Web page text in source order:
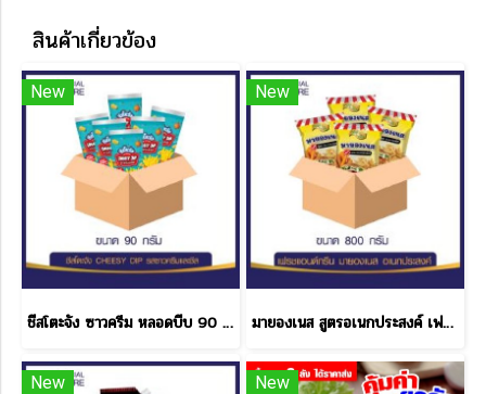
สินค้าเกี่ยวข้อง
New
ชีสโตะจัง ซาวครีม หลอดบีบ 90 กรัม ราคาส่ง
New
มายองเนส สูตรอเนกประสงค์ เฟรช & กรีน ขนาด 800 กรัม 1 ลัง
New New